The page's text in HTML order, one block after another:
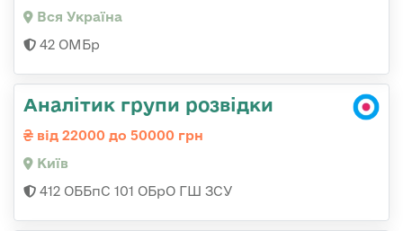
Вся Україна
42 ОМБр
Аналітик групи розвідки
від 22000 до 50000 грн
Київ
412 ОББпС 101 ОБрО ГШ ЗСУ